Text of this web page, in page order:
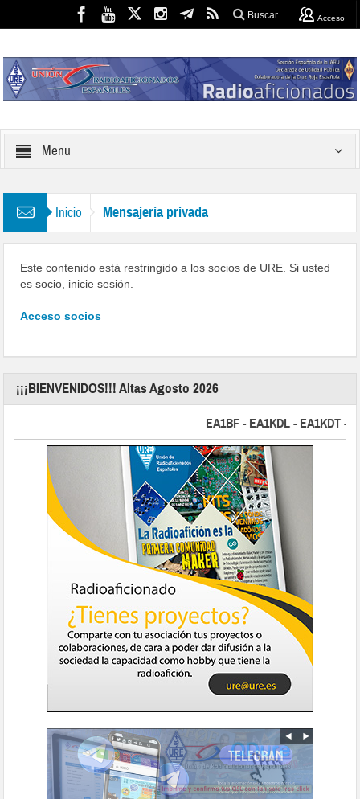
Buscar Acceso
Menu
Inicio Mensajería privada
Este contenido está restringido a los socios de URE. Si usted
es socio, inicie sesión.
Acceso socios
¡¡¡BIENVENIDOS!!! Altas Agosto 2026
EA1BF - EA1KDL - EA1KDT -